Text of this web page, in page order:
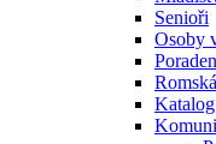
Senioři
Osoby